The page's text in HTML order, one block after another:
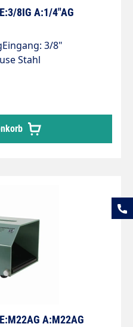
8IG A:1/4"AG
3/8"
Stahl
Pistole ST-2750mit
30 l/min / 150°C
A:M22AG